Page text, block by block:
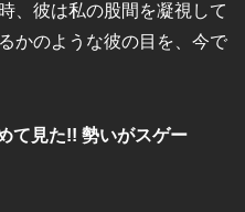
、彼は私の股間を凝視して
かのような彼の目を、今で
て見た!! 勢いがスゲー